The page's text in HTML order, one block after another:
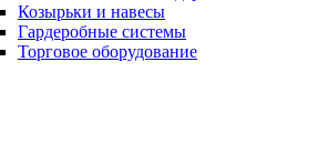
Козырьки и навесы
Гардеробные системы
Торговое оборудование